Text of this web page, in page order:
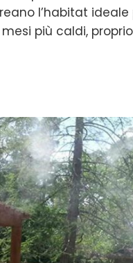
l’habitat
più caldi,